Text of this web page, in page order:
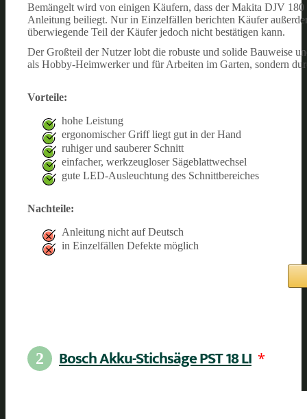
Bemängelt wird von einigen Käufern, dass der Makita DJV
Anleitung beiliegt. Nur in Einzelfällen berichten Käufer
überwiegende Teil der Käufer jedoch nicht bestätigen kann.
Der Großteil der Nutzer lobt die robuste und solide Bauweise
als Hobby-Heimwerker und für Arbeiten im Garten, sondern
Vorteile:
hohe Leistung
ergonomischer Griff liegt gut in der Hand
ruhiger und sauberer Schnitt
einfacher, werkzeugloser Sägeblattwechsel
gute LED-Ausleuchtung des Schnittbereiches
Nachteile:
Anleitung nicht auf Deutsch
in Einzelfällen Defekte möglich
2 Bosch Akku-Stichsäge PST 18 LI *